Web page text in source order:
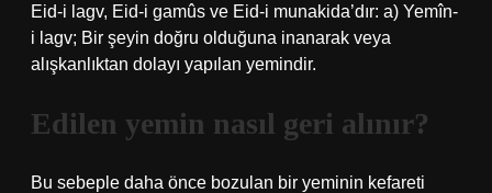
Eid-i lagv, Eid-i gamûs ve Eid-i munakida’dır: a) Yemîn-
i lagv; Bir şeyin doğru olduğuna inanarak veya
alışkanlıktan dolayı yapılan yemindir.
Edilen yemin nasıl geri alınır?
Bu sebeple daha önce bozulan bir yeminin kefareti